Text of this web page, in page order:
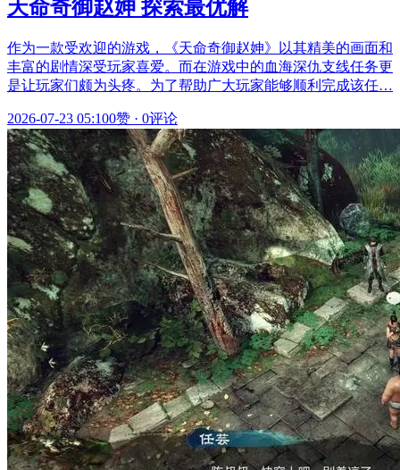
天命奇御赵妽 探索最优解
作为一款受欢迎的游戏，《天命奇御赵妽》以其精美的画面和
丰富的剧情深受玩家喜爱。而在游戏中的血海深仇支线任务更
是让玩家们颇为头疼。为了帮助广大玩家能够顺利完成该任…
2026-07-23 05:100赞 · 0评论